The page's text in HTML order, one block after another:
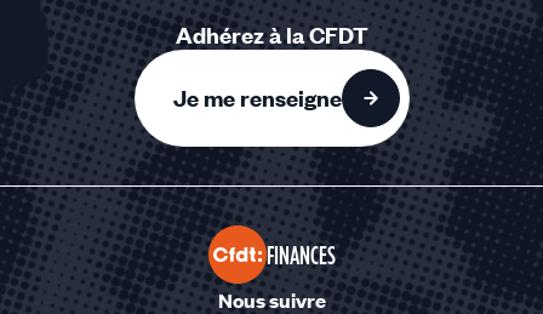
Adhérez à la CFDT
Je me renseigne
FINANCES
Nous suivre